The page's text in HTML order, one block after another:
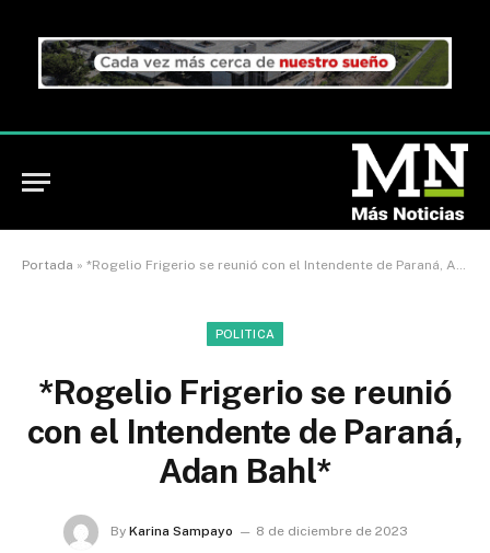
Portada » *Rogelio Frigerio se reunió con el Intendente de Paraná, Adan Bahl*
POLITICA
*Rogelio Frigerio se reunió
con el Intendente de Paraná,
Adan Bahl*
By Karina Sampayo
8 de diciembre de 2023